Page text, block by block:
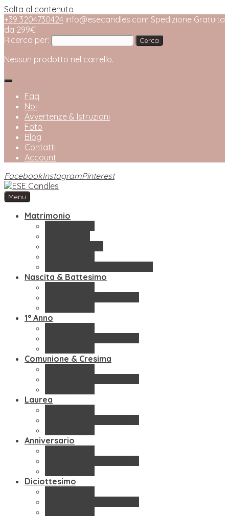
Salta al contenuto
+39 3204730424 info@esecandles.com Spedizione Gratuita
da 299€
Ricerca per:
Nessun prodotto nel carrello.
Faq
Noi
Avvertenze & Istruzioni
Foto
Blog
Contatti
Account
FacebookInstagramPinterest
ESE Candles
Bottega Artigianale di Candele
Menu
Matrimonio
Nascita & Battesimo
1° Anno
Comunione & Cresima
Laurea
Anniversario
Diciottesimo